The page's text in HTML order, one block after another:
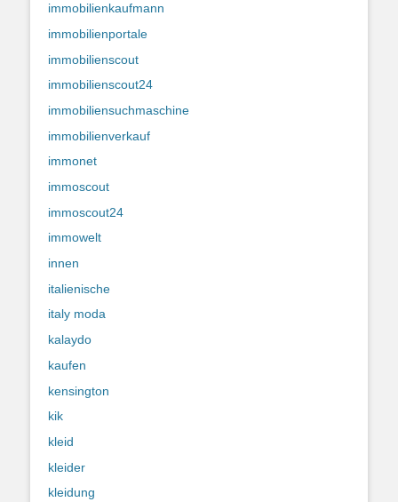
immobilienkaufmann
immobilienportale
immobilienscout
immobilienscout24
immobiliensuchmaschine
immobilienverkauf
immonet
immoscout
immoscout24
immowelt
innen
italienische
italy moda
kalaydo
kaufen
kensington
kik
kleid
kleider
kleidung